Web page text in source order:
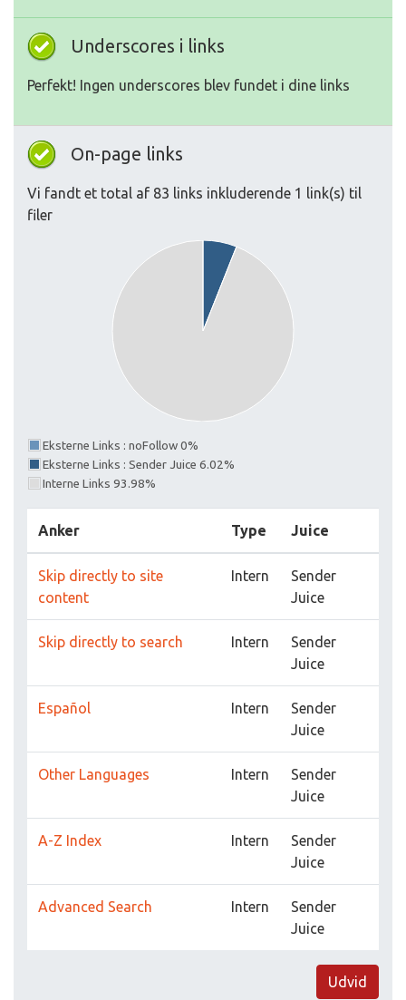
Underscores i links
Perfekt! Ingen underscores blev fundet i dine links
On-page links
Vi fandt et total af 83 links inkluderende 1 link(s) til
filer
Eksterne Links : noFollow 0%
Eksterne Links : Sender Juice 6.02%
Interne Links 93.98%
Anker Type Juice
Skip directly to site
content
Intern
Sender
Juice
Skip directly to search Intern
Sender
Juice
Español Intern
Sender
Juice
Other Languages Intern
Sender
Juice
A-Z Index Intern
Sender
Juice
Advanced Search Intern
Sender
Juice
Udvid